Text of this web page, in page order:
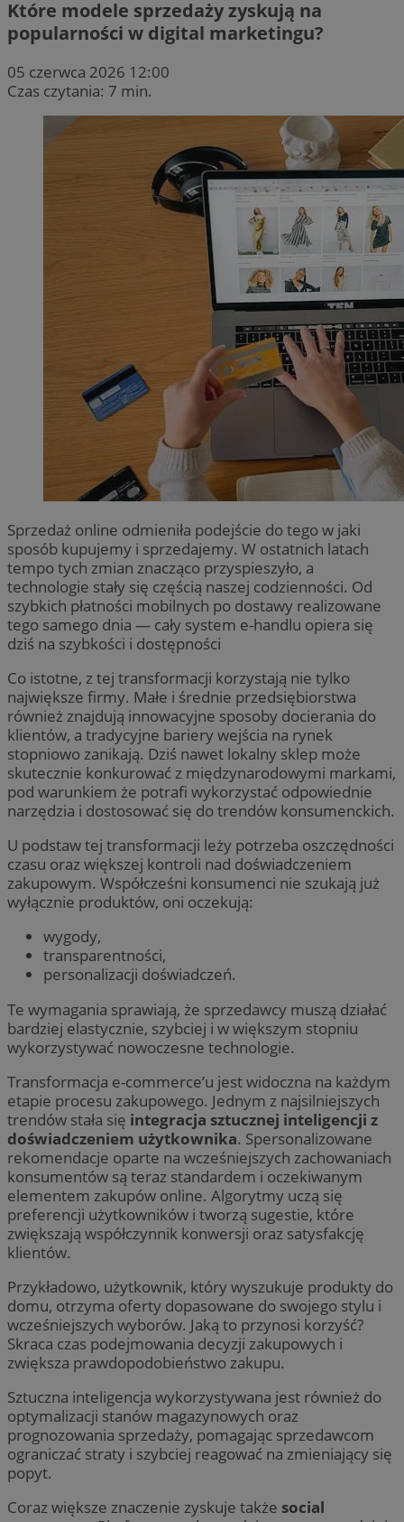
Które modele sprzedaży zyskują na
popularności w digital marketingu?
05 czerwca 2026 12:00
Czas czytania: 7 min.
Sprzedaż online odmieniła podejście do tego w jaki
sposób kupujemy i sprzedajemy. W ostatnich latach
tempo tych zmian znacząco przyspieszyło, a
technologie stały się częścią naszej codzienności. Od
szybkich płatności mobilnych po dostawy realizowane
tego samego dnia — cały system e-handlu opiera się
dziś na szybkości i dostępności
Co istotne, z tej transformacji korzystają nie tylko
największe firmy. Małe i średnie przedsiębiorstwa
również znajdują innowacyjne sposoby docierania do
klientów, a tradycyjne bariery wejścia na rynek
stopniowo zanikają. Dziś nawet lokalny sklep może
skutecznie konkurować z międzynarodowymi markami,
pod warunkiem że potrafi wykorzystać odpowiednie
narzędzia i dostosować się do trendów konsumenckich.
U podstaw tej transformacji leży potrzeba oszczędności
czasu oraz większej kontroli nad doświadczeniem
zakupowym. Współcześni konsumenci nie szukają już
wyłącznie produktów, oni oczekują:
wygody,
transparentności,
personalizacji doświadczeń.
Te wymagania sprawiają, że sprzedawcy muszą działać
bardziej elastycznie, szybciej i w większym stopniu
wykorzystywać nowoczesne technologie.
Transformacja e-commerce’u jest widoczna na każdym
etapie procesu zakupowego. Jednym z najsilniejszych
trendów stała się integracja sztucznej inteligencji z
doświadczeniem użytkownika. Spersonalizowane
rekomendacje oparte na wcześniejszych zachowaniach
konsumentów są teraz standardem i oczekiwanym
elementem zakupów online. Algorytmy uczą się
preferencji użytkowników i tworzą sugestie, które
zwiększają współczynnik konwersji oraz satysfakcję
klientów.
Przykładowo, użytkownik, który wyszukuje produkty do
domu, otrzyma oferty dopasowane do swojego stylu i
wcześniejszych wyborów. Jaką to przynosi korzyść?
Skraca czas podejmowania decyzji zakupowych i
zwiększa prawdopodobieństwo zakupu.
Sztuczna inteligencja wykorzystywana jest również do
optymalizacji stanów magazynowych oraz
prognozowania sprzedaży, pomagając sprzedawcom
ograniczać straty i szybciej reagować na zmieniający się
popyt.
Coraz większe znaczenie zyskuje także social